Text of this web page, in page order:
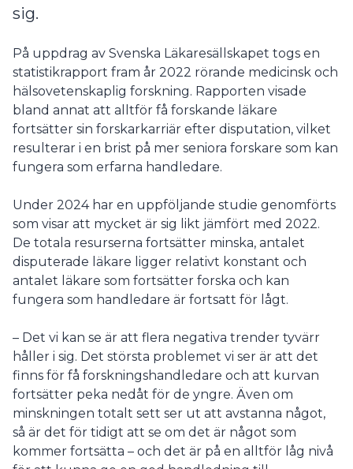
sig.
På uppdrag av Svenska Läkaresällskapet togs en
statistikrapport fram år 2022 rörande medicinsk och
hälsovetenskaplig forskning. Rapporten visade
bland annat att alltför få forskande läkare
fortsätter sin forskarkarriär efter disputation, vilket
resulterar i en brist på mer seniora forskare som kan
fungera som erfarna handledare.
Under 2024 har en uppföljande studie genomförts
som visar att mycket är sig likt jämfört med 2022.
De totala resurserna fortsätter minska, antalet
disputerade läkare ligger relativt konstant och
antalet läkare som fortsätter forska och kan
fungera som handledare är fortsatt för lågt.
– Det vi kan se är att flera negativa trender tyvärr
håller i sig. Det största problemet vi ser är att det
finns för få forskningshandledare och att kurvan
fortsätter peka nedåt för de yngre. Även om
minskningen totalt sett ser ut att avstanna något,
så är det för tidigt att se om det är något som
kommer fortsätta – och det är på en alltför låg nivå